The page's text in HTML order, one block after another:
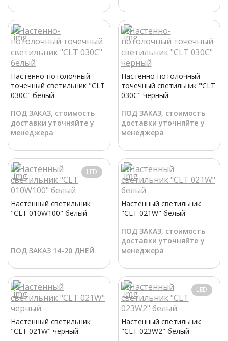
Настенно-потолочный
точечный светильник "CLT
030C" белый
ПОД ЗАКАЗ, стоимость
доставки уточняйте у
менеджера
Настенно-потолочный
точечный светильник "CLT
030C" черный
ПОД ЗАКАЗ, стоимость
доставки уточняйте у
менеджера
LED
Настенный светильник
"CLT 010W100" белый
ПОД ЗАКАЗ 14-20 ДНЕЙ
Настенный светильник
"CLT 021W" белый
ПОД ЗАКАЗ, стоимость
доставки уточняйте у
менеджера
Настенный светильник
"CLT 021W" черный
LED
Настенный светильник
"CLT 023W2" белый